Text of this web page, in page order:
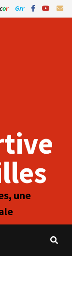
cor Grr
une